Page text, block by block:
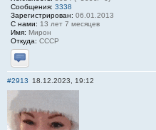
Сообщения: 3338
Зарегистрирован: 06.01.2013
С нами: 13 лет 7 месяцев
Имя: Мирон
Откуда: СССР
Отправить личное
#2913 18.12.2023, 19:12